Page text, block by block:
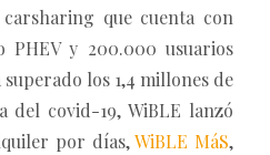
que cuenta con
PHEV y 200.000 usuarios
los 1,4 millones de
del covid-19, WiBLE lanzó
por días,WiBLE MáS,